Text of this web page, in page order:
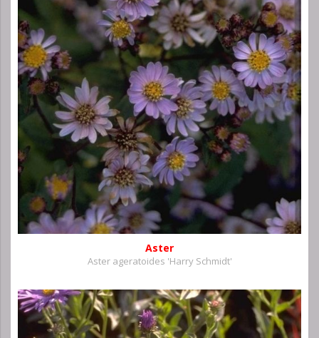
Aster
Aster ageratoides 'Harry Schmidt'